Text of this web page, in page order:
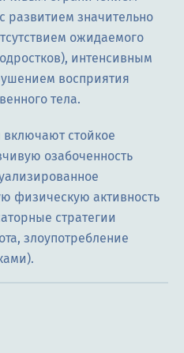
развитием значительно
ожидаемого
интенсивным
восприятия
тела.
стойкое
озабоченность
физическую активность
стратегии
злоупотребление